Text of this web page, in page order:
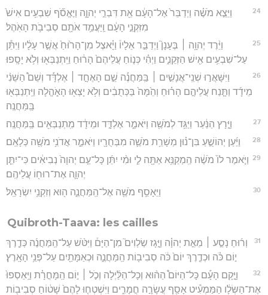
24
וַיֵּצֵ֣א מֹשֶׁ֗ה וַיְדַבֵּר֙ אֶל־הָעָ֔ם אֵ֖ת דִּבְרֵ֣י יְהוָ֑ה וַיֶּאֱסֹ֞ף שִׁבְעִ֥ים אִישׁ֙
מִזִּקְנֵ֣י הָעָ֔ם וַֽיַּעֲמֵ֥ד אֹתָ֖ם סְבִיבֹ֥ת הָאֹֽהֶל׃
25
וַיֵּ֨רֶד יְהוָ֥ה ׀ בֶּעָנָן֮ וַיְדַבֵּ֣ר אֵלָיו֒ וַיָּ֗אצֶל מִן־הָר֙וּחַ֙ אֲשֶׁ֣ר עָלָ֔יו וַיִּתֵּ֕ן
עַל־שִׁבְעִ֥ים אִ֖ישׁ הַזְּקֵנִ֑ים וַיְהִ֗י כְּנ֤וֹחַ עֲלֵיהֶם֙ הָר֔וּחַ וַיִּֽתְנַבְּא֖וּ וְלֹ֥א יָסָֽפוּ׃
26
וַיִּשָּׁאֲר֣וּ שְׁנֵֽי־אֲנָשִׁ֣ים ׀ בַּֽמַּחֲנֶ֡ה שֵׁ֣ם הָאֶחָ֣ד ׀ אֶלְדָּ֡ד וְשֵׁם֩ הַשֵּׁנִ֨י
מֵידָ֜ד וַתָּ֧נַח עֲלֵיהֶ֣ם הָר֗וּחַ וְהֵ֙מָּה֙ בַּכְּתֻבִ֔ים וְלֹ֥א יָצְא֖וּ הָאֹ֑הֱלָה וַיִּֽתְנַבְּא֖וּ
בַּֽמַּחֲנֶֽה׃
27 וַיָּ֣רָץ הַנַּ֔עַר וַיַּגֵּ֥ד לְמֹשֶׁ֖ה וַיֹּאמַ֑ר אֶלְדָּ֣ד וּמֵידָ֔ד מִֽתְנַבְּאִ֖ים בַּֽמַּחֲנֶֽה׃
28 וַיַּ֜עַן יְהוֹשֻׁ֣עַ בִּן־נ֗וּן מְשָׁרֵ֥ת מֹשֶׁ֛ה מִבְּחֻרָ֖יו וַיֹּאמַ֑ר אֲדֹנִ֥י מֹשֶׁ֖ה כְּלָאֵֽם׃
29
וַיֹּ֤אמֶר לוֹ֙ מֹשֶׁ֔ה הַֽמְקַנֵּ֥א אַתָּ֖ה לִ֑י וּמִ֨י יִתֵּ֜ן כָּל־עַ֤ם יְהוָה֙ נְבִיאִ֔ים כִּי־יִתֵּ֧ן
יְהוָ֛ה אֶת־רוּח֖וֹ עֲלֵיהֶֽם׃
30 וַיֵּאָסֵ֥ף מֹשֶׁ֖ה אֶל־הַֽמַּחֲנֶ֑ה ה֖וּא וְזִקְנֵ֥י יִשְׂרָאֵֽל׃
Quibroth-Taava: les cailles
31
וְר֜וּחַ נָסַ֣ע ׀ מֵאֵ֣ת יְהוָ֗ה וַיָּ֣גָז שַׂלְוִים֮ מִן־הַיָּם֒ וַיִּטֹּ֨שׁ עַל־הַֽמַּחֲנֶ֜ה כְּדֶ֧רֶךְ
י֣וֹם כֹּ֗ה וּכְדֶ֤רֶךְ יוֹם֙ כֹּ֔ה סְבִיב֖וֹת הַֽמַּחֲנֶ֑ה וּכְאַמָּתַ֖יִם עַל־פְּנֵ֥י הָאָֽרֶץ׃
32
וַיָּ֣קָם הָעָ֡ם כָּל־הַיּוֹם֩ הַה֨וּא וְכָל־הַלַּ֜יְלָה וְכֹ֣ל ׀ י֣וֹם הַֽמָּחֳרָ֗ת וַיַּֽאַסְפוּ֙
אֶת־הַשְּׂלָ֔ו הַמַּמְעִ֕יט אָסַ֖ף עֲשָׂרָ֣ה חֳמָרִ֑ים וַיִּשְׁטְח֤וּ לָהֶם֙ שָׁט֔וֹחַ סְבִיב֖וֹת